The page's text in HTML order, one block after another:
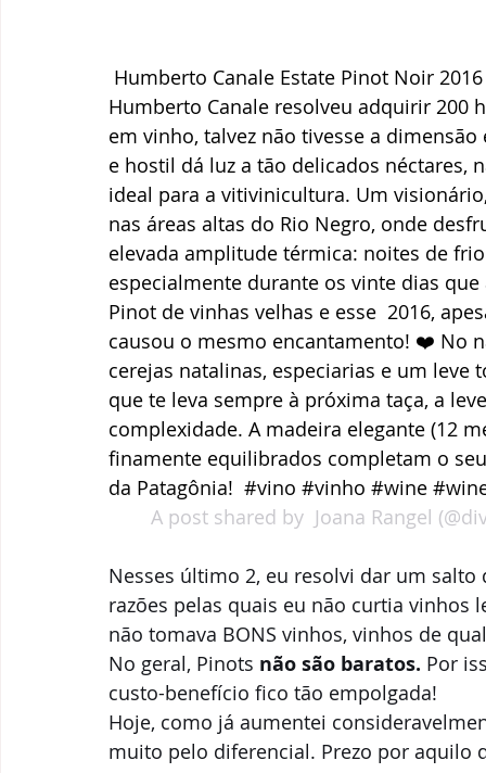
Humberto Canale Estate Pinot Noir
Humberto Canale resolveu adquirir 200
em vinho, talvez não tivesse a
e hostil dá luz a tão delicados néctares,
ideal para a vitivinicultura. Um
nas áreas altas do Rio Negro, onde
elevada amplitude térmica: noites de
especialmente durante os vinte dias
Pinot de vinhas velhas e esse  2016,
causou o mesmo encantamento! ❤️ No
cerejas natalinas, especiarias e um
que te leva sempre à próxima taça, a
complexidade. A madeira elegante (12
finamente equilibrados completam o
da Patagônia!  #vino #vinho #wine
A post shared by Joana Rangel
Nesses último 2, eu resolvi dar um
razões pelas quais eu não curtia
não tomava BONS vinhos, vinhos de
No geral, Pinots não são baratos. Por
custo-benefício fico tão empolgada!
Hoje, como já aumentei
muito pelo diferencial. Prezo por aquilo